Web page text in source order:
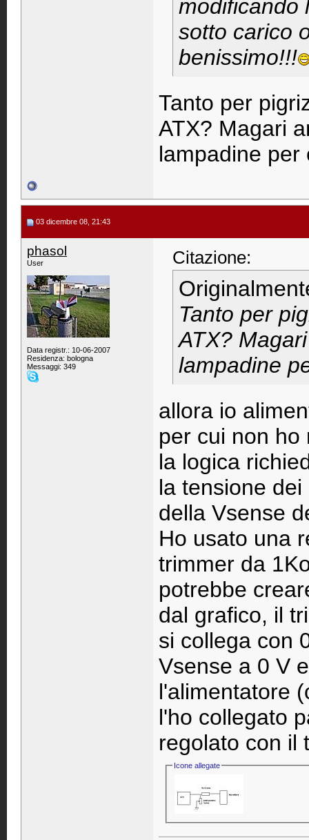
modificando
sotto carico
benissimo!!!
Tanto per
ATX? Magari
lampadine per
03 dicembre 08, 21:43
phasol
User
Data registr.: 10-06-2007
Residenza: bologna
Messaggi: 349
Citazione:
Tanto per
ATX?
lampadine
allora io
per cui non ho
la logica
la tensione
della Vsense
Ho usato una
trimmer da
potrebbe
dal grafico, il
si collega con
Vsense a 0 V
l'alimentatore
l'ho collegato
regolato con il
Icone allegate